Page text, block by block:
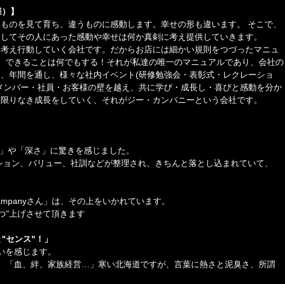
】
のを見て育ち、違うものに感動します。幸せの形も違います。 そこで、
てその人にあった感動や幸せは何か真剣に考え提供していきます。
え行動していく会社です。だからお店には細かい規則をつづったマニュ
できることは何でもする！それが私達の唯一のマニュアルであり、会社の
年間を通し、様々な社内イベント(研修勉強会・表彰式・レクレーショ
バー・社員・お客様の壁を越え、共に学び・成長し・喜びと感動を分か
りなき成長をしていく、それがジー・カンパニーという会社です。
や「深さ」に驚きを感じました。
ン、バリュー、社訓などが整理され、きちんと落とし込まれていて、
さん」は、その上をいかれています。
"上げさせて頂きます
センス"！」
感じます。
「血、絆、家族経営…」寒い北海道ですが、言葉に熱さと泥臭さ、所謂